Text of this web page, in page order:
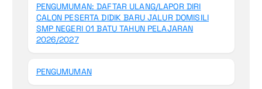
PENGUMUMAN: DAFTAR ULANG/LAPOR DIRI
CALON PESERTA DIDIK BARU JALUR DOMISILI
SMP NEGERI 01 BATU TAHUN PELAJARAN
2026/2027
PENGUMUMAN